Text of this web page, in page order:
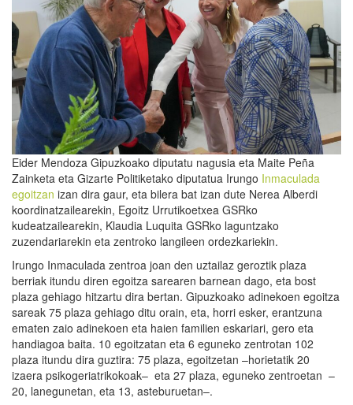
Eider Mendoza Gipuzkoako diputatu nagusia eta Maite Peña
Zainketa eta Gizarte Politiketako diputatua Irungo Inmaculada
egoitzan izan dira gaur, eta bilera bat izan dute Nerea Alberdi
koordinatzailearekin, Egoitz Urrutikoetxea GSRko
kudeatzailearekin, Klaudia Luquita GSRko laguntzako
zuzendariarekin eta zentroko langileen ordezkariekin.
Irungo Inmaculada zentroa joan den uztailaz geroztik plaza
berriak itundu diren egoitza sarearen barnean dago, eta bost
plaza gehiago hitzartu dira bertan. Gipuzkoako adinekoen egoitza
sareak 75 plaza gehiago ditu orain, eta, horri esker, erantzuna
ematen zaio adinekoen eta haien familien eskariari, gero eta
handiagoa baita. 10 egoitzatan eta 6 eguneko zentrotan 102
plaza itundu dira guztira: 75 plaza, egoitzetan –horietatik 20
izaera psikogeriatrikokoak– eta 27 plaza, eguneko zentroetan –
20, lanegunetan, eta 13, asteburuetan–.